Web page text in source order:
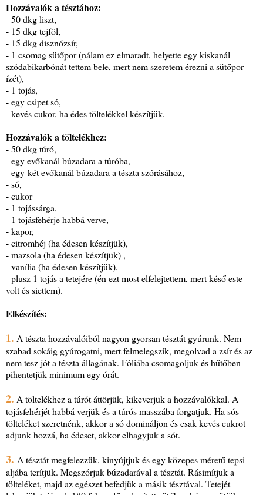
Hozzávalók a tésztához:
- 50 dkg liszt,
- 15 dkg tejföl,
- 15 dkg disznózsír,
- 1 csomag sütőpor (nálam ez elmaradt, helyette egy kiskanál
szódabikarbónát tettem bele, mert nem szeretem érezni a sütőpor
ízét),
- 1 tojás,
- egy csipet só,
- kevés cukor, ha édes töltelékkel készítjük.
Hozzávalók a töltelékhez:
- 50 dkg túró,
- egy evőkanál búzadara a túróba,
- egy-két evőkanál búzadara a tészta szórásához,
- só,
- cukor
- 1 tojássárga,
- 1 tojásfehérje habbá verve,
- kapor,
- citromhéj (ha édesen készítjük),
- mazsola (ha édesen készítjük) ,
- vanília (ha édesen készítjük),
- plusz 1 tojás a tetejére (én ezt most elfelejtettem, mert késő este
volt és siettem).
Elkészítés:
1. A tészta hozzávalóiból nagyon gyorsan tésztát gyúrunk. Nem
szabad sokáig gyúrogatni, mert felmelegszik, megolvad a zsír és az
nem tesz jót a tészta állagának. Fóliába csomagoljuk és hűtőben
pihentetjük minimum egy órát.
2. A töltelékhez a túrót áttörjük, kikeverjük a hozzávalókkal. A
tojásfehérjét habbá verjük és a túrós masszába forgatjuk. Ha sós
tölteléket szeretnénk, akkor a só domináljon és csak kevés cukrot
adjunk hozzá, ha édeset, akkor elhagyjuk a sót.
3. A tésztát megfelezzük, kinyújtjuk és egy közepes méretű tepsi
aljába terítjük. Megszórjuk búzadarával a tésztát. Rásimítjuk a
tölteléket, majd az egészet befedjük a másik tésztával. Tetejét